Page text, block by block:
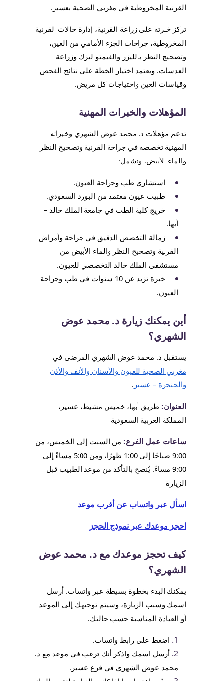
القرنية المخروطية في مغربي الصحية بعسير.
تركز خبرته على زراعة القرنية، إدارة حالات القرنية
المخروطية، جراحات الجزء الأمامي من العين،
وتصحيح النظر بالليزر والفيمتو ليزك وزراعة
العدسات. ويعتمد اختيار الخطة على نتائج الفحص
وقياسات العين واحتياجات كل مريض.
المؤهلات والخبرات المهنية
تدعم مؤهلات د. محمد عوض الشهري وخبراته
المهنية تخصصه في جراحة القرنية وتصحيح النظر
والماء الأبيض، وتشمل:
استشاري طب وجراحة العيون.
طبيب عيون معتمد من البورد السعودي.
خريج كلية الطب في جامعة الملك خالد –
أبها.
زمالة التخصص الدقيق في جراحة وأمراض
القرنية وتصحيح النظر والماء الأبيض من
مستشفى الملك خالد التخصصي للعيون.
خبرة تزيد عن 10 سنوات في طب وجراحة
العيون.
أين يمكنك زيارة د. محمد عوض
الشهري؟
يستقبل د. محمد عوض الشهري المرضى في
مغربي الصحية للعيون والأسنان والأنف والأذن
والحنجرة – عسير .
العنوان: طريق أبها، خميس مشيط، عسير،
المملكة العربية السعودية
ساعات عمل الفرع: من السبت إلى الخميس، من
9:00 صباحًا إلى 1:00 ظهرًا، ومن 5:00 مساءً إلى
9:00 مساءً. يُنصح بالتأكد من موعد الطبيب قبل
الزيارة.
اسأل عبر واتساب عن أقرب موعد
احجز موعدك عبر نموذج الحجز
كيف تحجز موعدك مع د. محمد عوض
الشهري؟
يمكنك البدء بخطوة بسيطة عبر واتساب. أرسل
اسمك وسبب الزيارة، وسيتم توجيهك إلى الموعد
أو العيادة المناسبة حسب حالتك.
اضغط على رابط واتساب.
أرسل اسمك واذكر أنك ترغب في موعد مع د.
محمد عوض الشهري في فرع عسير.